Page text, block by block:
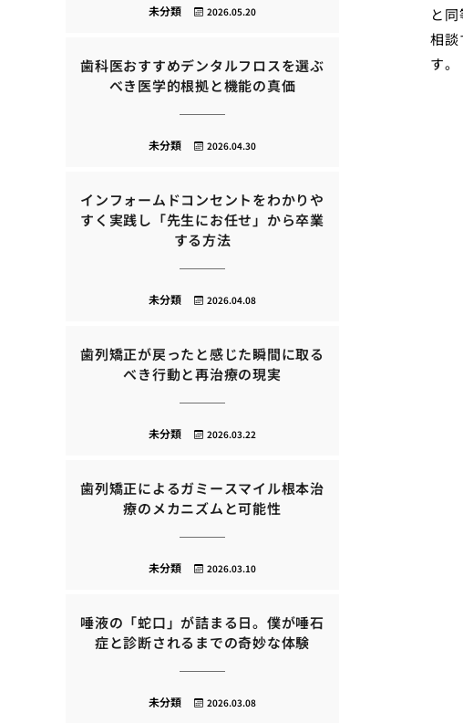
と
相談
す。
2026.05.20
未分類
歯科医おすすめデンタルフロスを選ぶ
べき医学的根拠と機能の真価
2026.04.30
未分類
インフォームドコンセントをわかりや
すく実践し「先生にお任せ」から卒業
する方法
2026.04.08
未分類
歯列矯正が戻ったと感じた瞬間に取る
べき行動と再治療の現実
2026.03.22
未分類
歯列矯正によるガミースマイル根本治
療のメカニズムと可能性
2026.03.10
未分類
唾液の「蛇口」が詰まる日。僕が唾石
症と診断されるまでの奇妙な体験
2026.03.08
未分類